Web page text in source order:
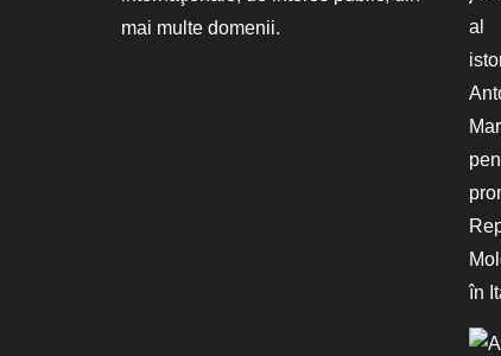
mai multe domenii.